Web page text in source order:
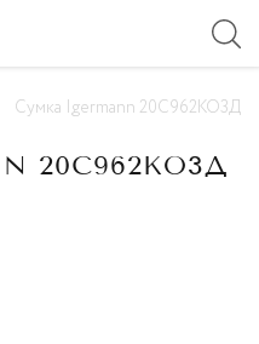
сумки
Сумка Igermann 20С962КО3Д
20С962КО3Д